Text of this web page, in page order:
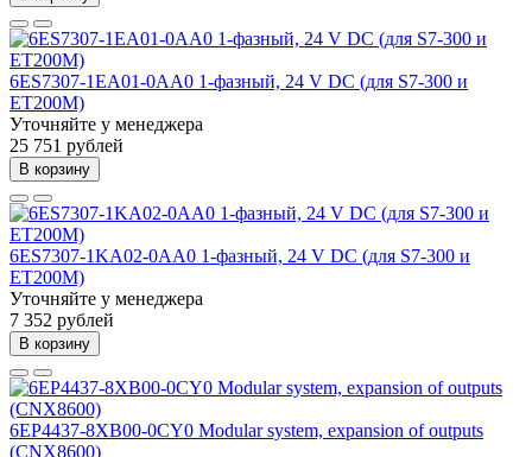
6ES7307-1EA01-0AA0 1-фазный, 24 V DC (для S7-300 и
ET200M)
Уточняйте у менеджера
25 751 рублей
В корзину
6ES7307-1KA02-0AA0 1-фазный, 24 V DC (для S7-300 и
ET200M)
Уточняйте у менеджера
7 352 рублей
В корзину
6EP4437-8XB00-0CY0 Modular system, expansion of outputs
(CNX8600)